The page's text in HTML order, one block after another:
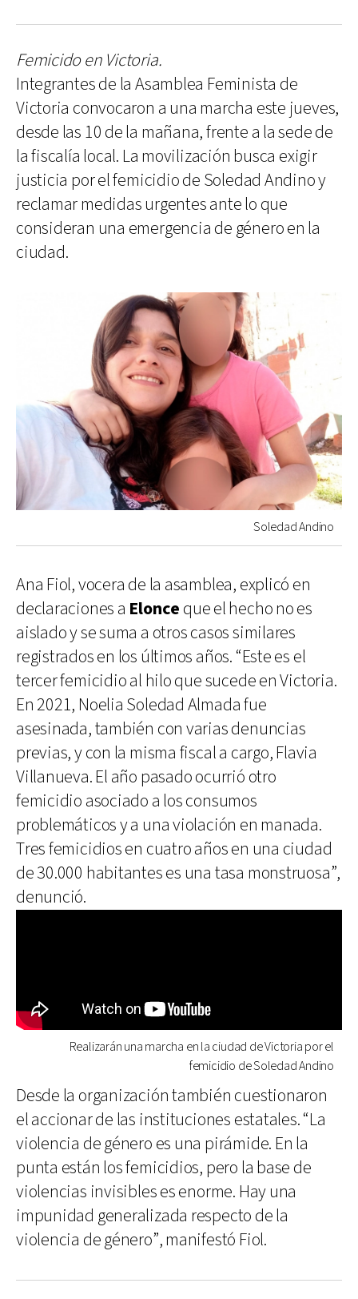
Femicido en Victoria.
Integrantes de la Asamblea Feminista de
Victoria convocaron a una marcha este jueves,
desde las 10 de la mañana, frente a la sede de
la fiscalía local. La movilización busca exigir
justicia por el femicidio de Soledad Andino y
reclamar medidas urgentes ante lo que
consideran una emergencia de género en la
ciudad.
Soledad Andino
Ana Fiol, vocera de la asamblea, explicó en
declaraciones a Elonce que el hecho no es
aislado y se suma a otros casos similares
registrados en los últimos años. “Este es el
tercer femicidio al hilo que sucede en Victoria.
En 2021, Noelia Soledad Almada fue
asesinada, también con varias denuncias
previas, y con la misma fiscal a cargo, Flavia
Villanueva. El año pasado ocurrió otro
femicidio asociado a los consumos
problemáticos y a una violación en manada.
Tres femicidios en cuatro años en una ciudad
de 30.000 habitantes es una tasa monstruosa”,
denunció.
Realizarán una marcha en la ciudad de Victoria por el
femicidio de Soledad Andino
Desde la organización también cuestionaron
el accionar de las instituciones estatales. “La
violencia de género es una pirámide. En la
punta están los femicidios, pero la base de
violencias invisibles es enorme. Hay una
impunidad generalizada respecto de la
violencia de género”, manifestó Fiol.